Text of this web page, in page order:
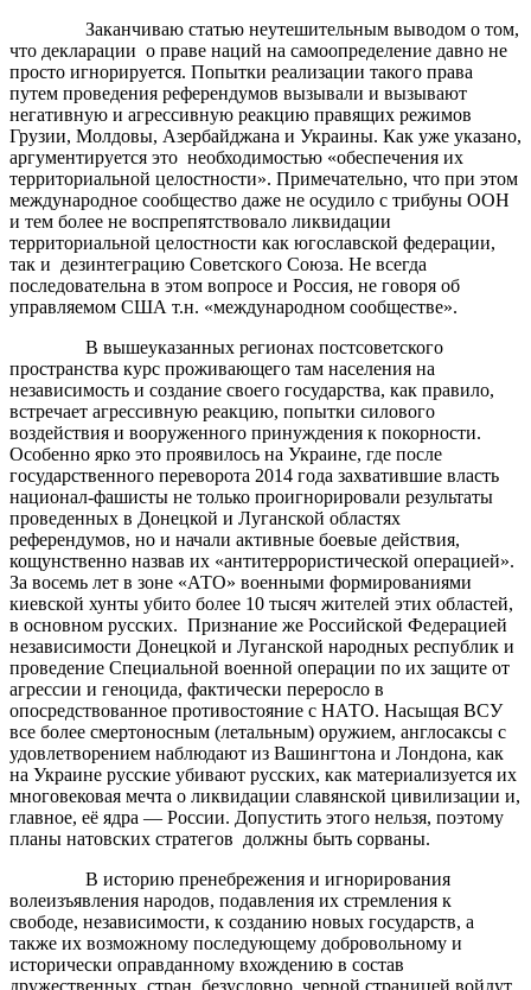
Заканчиваю статью неутешительным выводом о том,
что декларации о праве наций на самоопределение давно не
просто игнорируется. Попытки реализации такого права
путем проведения референдумов вызывали и вызывают
негативную и агрессивную реакцию правящих режимов
Грузии, Молдовы, Азербайджана и Украины. Как уже указано,
аргументируется это необходимостью «обеспечения их
территориальной целостности». Примечательно, что при этом
международное сообщество даже не осудило с трибуны ООН
и тем более не воспрепятствовало ликвидации
территориальной целостности как югославской федерации,
так и дезинтеграцию Советского Союза. Не всегда
последовательна в этом вопросе и Россия, не говоря об
управляемом США т.н. «международном сообществе».
В вышеуказанных регионах постсоветского
пространства курс проживающего там населения на
независимость и создание своего государства, как правило,
встречает агрессивную реакцию, попытки силового
воздействия и вооруженного принуждения к покорности.
Особенно ярко это проявилось на Украине, где после
государственного переворота 2014 года захватившие власть
национал-фашисты не только проигнорировали результаты
проведенных в Донецкой и Луганской областях
референдумов, но и начали активные боевые действия,
кощунственно назвав их «антитеррористической операцией».
За восемь лет в зоне «АТО» военными формированиями
киевской хунты убито более 10 тысяч жителей этих областей,
в основном русских. Признание же Российской Федерацией
независимости Донецкой и Луганской народных республик и
проведение Специальной военной операции по их защите от
агрессии и геноцида, фактически переросло в
опосредствованное противостояние с НАТО. Насыщая ВСУ
все более смертоносным (летальным) оружием, англосаксы с
удовлетворением наблюдают из Вашингтона и Лондона, как
на Украине русские убивают русских, как материализуется их
многовековая мечта о ликвидации славянской цивилизации и,
главное, её ядра — России. Допустить этого нельзя, поэтому
планы натовских стратегов должны быть сорваны.
В историю пренебрежения и игнорирования
волеизъявления народов, подавления их стремления к
свободе, независимости, к созданию новых государств, а
также их возможному последующему добровольному и
исторически оправданному вхождению в состав
дружественных стран, безусловно, черной страницей войдут